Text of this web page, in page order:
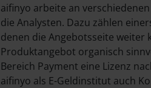
aifinyo arbeite an
die Analysten. Dazu zählen
denen die Angebotsseite weiter
Produktangebot organisch
Bereich Payment eine Lizenz
aifinyo als E-Geldinstitut auch